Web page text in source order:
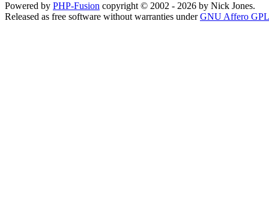
Powered by PHP-Fusion copyright © 2002 - 2026 by Nick Jones.
Released as free software without warranties underGNU Affero GPL